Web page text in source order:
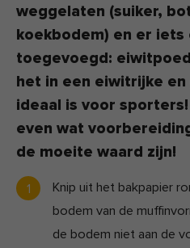
weggelaten (suiker,
koekbodem) en er iets
toegevoegd:
het in een eiwitrijke
ideaal is voor
even wat
de moeite waard zijn!
Knip uit het bakpapier
bodem van de
de bodem niet aan de